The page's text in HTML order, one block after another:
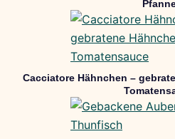
Cacciatore Hähnchen –